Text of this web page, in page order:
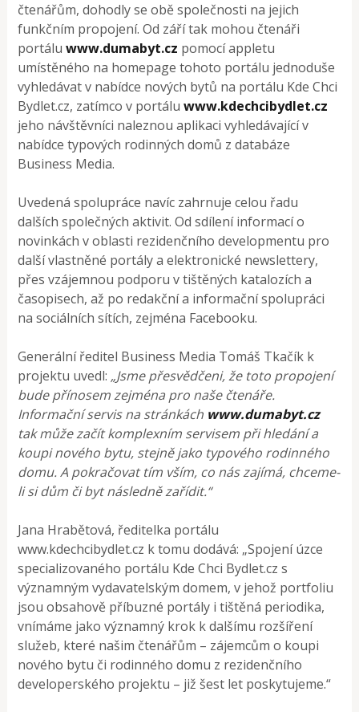
čtenářům, dohodly se obě společnosti na jejich
funkčním propojení. Od září tak mohou čtenáři
portáluwww.dumabyt.cz pomocí appletu
umístěného na homepage tohoto portálu jednoduše
vyhledávat v nabídce nových bytů na portálu Kde Chci
Bydlet.cz, zatímco v portáluwww.kdechcibydlet.cz
jeho návštěvníci naleznou aplikaci vyhledávající v
nabídce typových rodinných domů z databáze
Business Media.
Uvedená spolupráce navíc zahrnuje celou řadu
dalších společných aktivit. Od sdílení informací o
novinkách v oblasti rezidenčního developmentu pro
další vlastněné portály a elektronické newslettery,
přes vzájemnou podporu v tištěných katalozích a
časopisech, až po redakční a informační spolupráci
na sociálních sítích, zejména Facebooku.
Generální ředitel Business Media Tomáš Tkačík k
projektu uvedl: „Jsme přesvědčeni, že toto propojení
bude přínosem zejména pro naše čtenáře.
Informační servis na stránkách www.dumabyt.cz
tak může začít komplexním servisem při hledání a
koupi nového bytu, stejně jako typového rodinného
domu. A pokračovat tím vším, co nás zajímá, chceme-
li si dům či byt následně zařídit.“
Jana Hrabětová, ředitelka portálu
www.kdechcibydlet.cz k tomu dodává: „Spojení úzce
specializovaného portálu Kde Chci Bydlet.cz s
významným vydavatelským domem, v jehož portfoliu
jsou obsahově příbuzné portály i tištěná periodika,
vnímáme jako významný krok k dalšímu rozšíření
služeb, které našim čtenářům – zájemcům o koupi
nového bytu či rodinného domu z rezidenčního
developerského projektu – již šest let poskytujeme.“